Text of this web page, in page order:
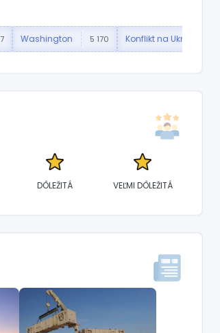
Washington 5 170 Konflikt na Ukrajine
DÔLEŽITÁ VEĽMI DÔLEŽITÁ